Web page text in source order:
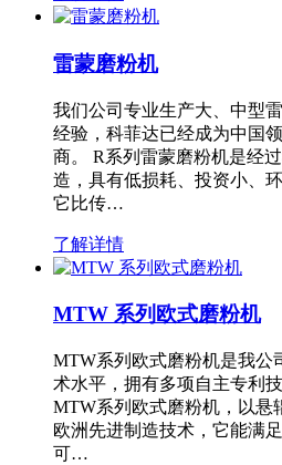
雷蒙磨粉机
我们公司专业生产大、中型
经验，科菲达已经成为中国
商。 R系列雷蒙磨粉机是经
造，具有低损耗、投资小、
它比传…
了解详情
MTW 系列欧式磨粉机
MTW系列欧式磨粉机是我公
术水平，拥有多项自主专利
MTW系列欧式磨粉机，以悬
欧洲先进制造技术，它能满
可…